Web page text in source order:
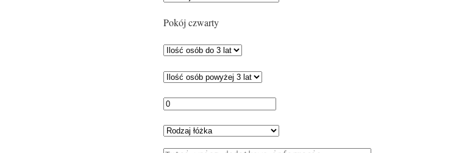
Pokój czwarty